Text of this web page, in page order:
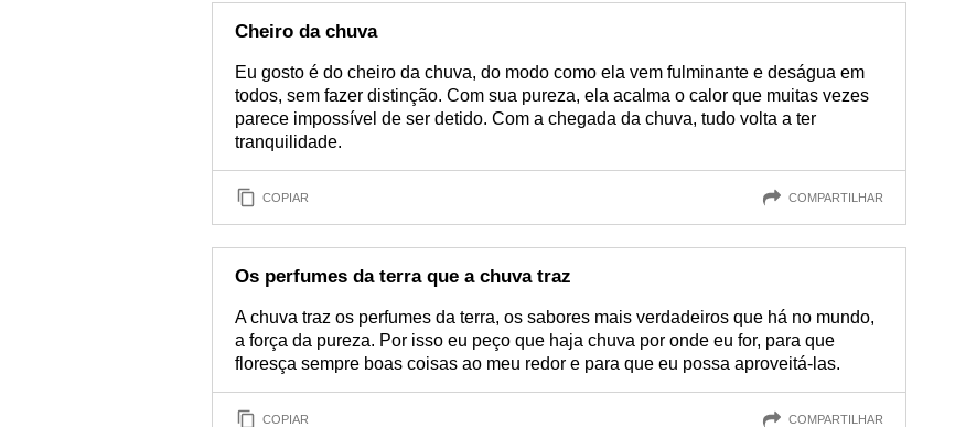
Cheiro da chuva
Eu gosto é do cheiro da chuva, do modo como ela vem fulminante e deságua em
todos, sem fazer distinção. Com sua pureza, ela acalma o calor que muitas vezes
parece impossível de ser detido. Com a chegada da chuva, tudo volta a ter
tranquilidade.
COPIAR COMPARTILHAR
Os perfumes da terra que a chuva traz
A chuva traz os perfumes da terra, os sabores mais verdadeiros que há no mundo,
a força da pureza. Por isso eu peço que haja chuva por onde eu for, para que
floresça sempre boas coisas ao meu redor e para que eu possa aproveitá-las.
COPIAR COMPARTILHAR